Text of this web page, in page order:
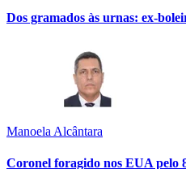
Dos gramados às urnas: ex-
Manoela Alcântara
Coronel foragido nos EUA pelo